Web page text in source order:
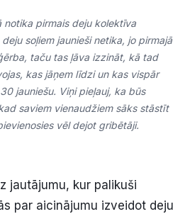
pirmais deju kolektīva
soļiem jaunieši netika, jo pirmajā
taču tas ļāva izzināt, kā tad
kas jāņem līdzi un kas vispār
jauniešu. Viņi pieļauj, ka būs
saviem vienaudžiem sāks stāstīt
vēl dejot gribētāji.
jautājumu, kur palikuši
par aicinājumu izveidot deju